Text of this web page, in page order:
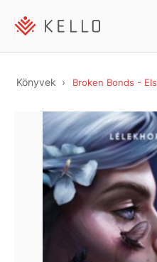
Könyvek Broken Bonds -